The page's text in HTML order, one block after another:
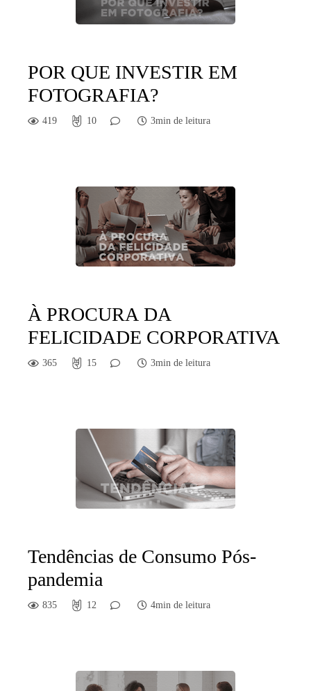
POR QUE INVESTIR EM
FOTOGRAFIA?
419 10 3min de leitura
À PROCURA DA
FELICIDADE CORPORATIVA
365 15 3min de leitura
Tendências de Consumo Pós-
pandemia
835 12 4min de leitura